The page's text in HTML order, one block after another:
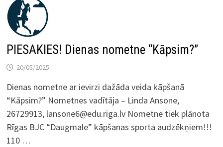
PIESAKIES! Dienas nometne “Kāpsim?”
20/05/2025
Dienas nometne ar ievirzi dažāda veida kāpšanā
“Kāpsim?” Nometnes vadītāja – Linda Ansone,
26729913, lansone6@edu.riga.lv Nometne tiek plānota
Rīgas BJC “Daugmale” kāpšanas sporta audzēkņiem!!!
110 …